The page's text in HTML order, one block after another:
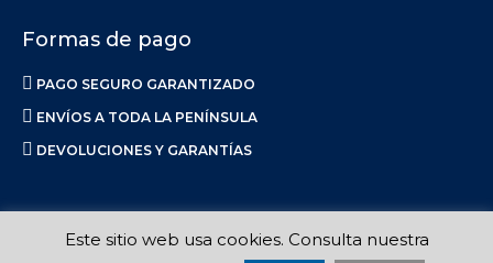
opensopensopensopens
Formas de pago
PAGO SEGURO GARANTIZADO
ENVÍOS A TODA LA PENÍNSULA
DEVOLUCIONES Y GARANTÍAS
Este sitio web usa cookies. Consulta nuestra